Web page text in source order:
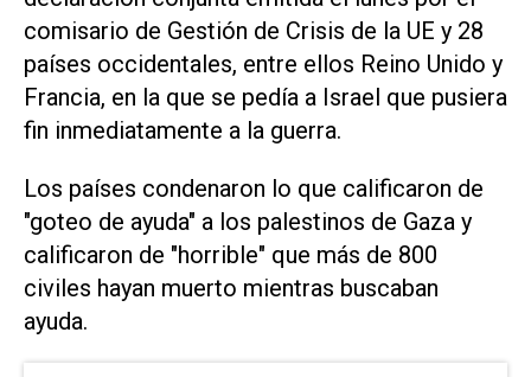
comisario de Gestión de Crisis de la UE y 28
países occidentales, entre ellos Reino Unido y
Francia, en la que se pedía a Israel que pusiera
fin inmediatamente a la guerra.
Los países condenaron lo que calificaron de
"goteo de ayuda" a los palestinos de Gaza y
calificaron de "horrible" que más de 800
civiles hayan muerto mientras buscaban
ayuda.